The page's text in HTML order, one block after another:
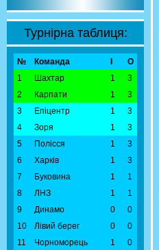
Турнірна таблиця:
№ Команда
О
1
Шахтар 1
3
2
Карпати 1
3
3
Епіцентр 1
3
4
Зоря 1
3
5
Полісся 1
3
6
Харків 1
3
7
Буковина 1
1
8
ЛНЗ 1
1
9
Динамо 0
0
10
Лівий берег 0
0
11
Чорноморець 1
0